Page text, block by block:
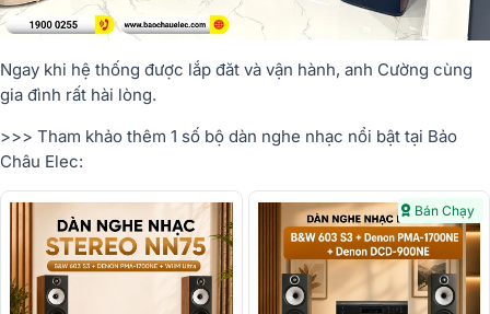
Ngay khi hệ thống được lắp đăt và vận hành, anh Cường cùng
gia đình rất hài lòng.
>>> Tham khảo thêm 1 số bộ dàn nghe nhạc nổi bật tại Bảo
Châu Elec:
Bán Chạy